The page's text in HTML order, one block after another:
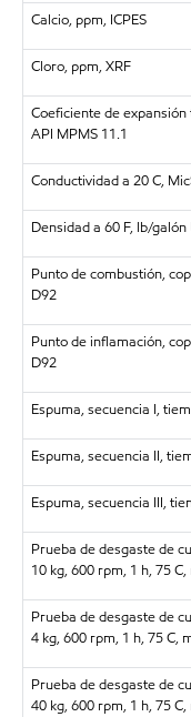
Calcio, ppm, ICPES
Cloro, ppm, XRF
Coeficiente de
API MPMS 11.1
Conductividad a 20 C,
Densidad a 60 F, lb/
Punto de combustión,
D92
Punto de inflamación,
D92
Espuma, secuencia I,
Espuma, secuencia II,
Espuma, secuencia III,
Prueba de desgaste de
10 kg, 600 rpm, 1 h, 75
Prueba de desgaste de
4 kg, 600 rpm, 1 h, 75 C,
Prueba de desgaste de
40 kg, 600 rpm, 1 h, 75